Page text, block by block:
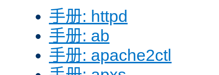
手册: httpd
手册: ab
手册: apache2ctl